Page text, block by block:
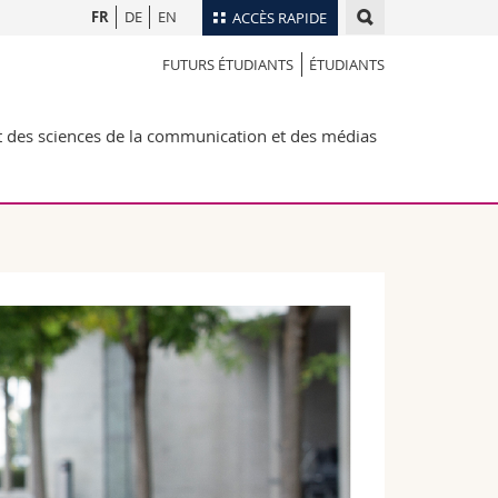
ACCÈS RAPIDE
Annuaire du personnel
Bibliothèques
Programme des cours
FR DE EN
FUTURS ÉTUDIANTS ÉTUDIANTS
sciences de la communication et des médias